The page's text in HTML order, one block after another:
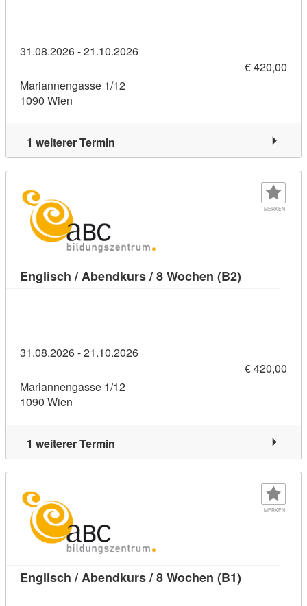
31.08.2026 - 21.10.2026
€ 420,00
Mariannengasse 1/12
1090 Wien
1 weiterer Termin
MERKEN
Englisch / Abendkurs / 8 Wochen (B2)
31.08.2026 - 21.10.2026
€ 420,00
Mariannengasse 1/12
1090 Wien
1 weiterer Termin
MERKEN
Englisch / Abendkurs / 8 Wochen (B1)